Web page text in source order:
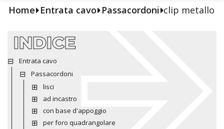
Home Entrata cavo Passacordoni clip metallo
INDICE
Entrata cavo
Passacordoni
lisci
ad incastro
con base d'appoggio
per foro quadrangolare